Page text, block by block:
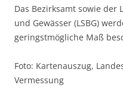
Das Bezirksamt sowie der
und Gewässer (LSBG)
geringstmögliche Maß
Foto: Kartenauszug,
Vermessung